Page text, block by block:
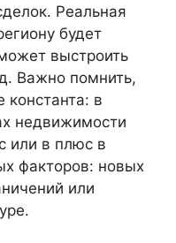
Реальная
будет
выстроить
Важно помнить,
в
недвижимости
или в плюс в
факторов: новых
или